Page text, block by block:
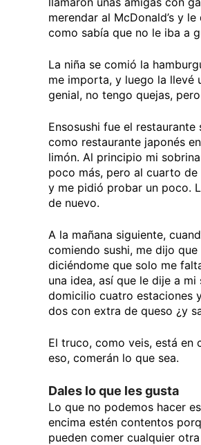
merendar al McDonald’s y
como sabía que no le iba a
La niña se comió la
me importa, y luego la llevé
genial, no tengo quejas,
Ensosushi fue el
como restaurante japonés
limón. Al principio mi
poco más, pero al cuarto
y me pidió probar un poco.
de nuevo.
A la mañana siguiente,
comiendo sushi, me dijo
diciéndome que solo me
una idea, así que le dije a
domicilio cuatro estaciones
dos con extra de queso ¿y
El truco, como veis, está en
eso, comerán lo que sea.
Dales lo que les gusta
Lo que no podemos hacer
encima estén contentos
pueden comer cualquier